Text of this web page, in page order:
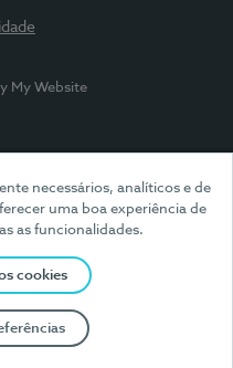
necessários, analíticos e de
uma boa experiência de
as funcionalidades.
cookies
My Website